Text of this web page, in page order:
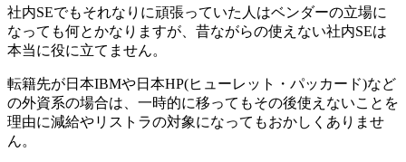
社内SEでもそれなりに頑張っていた人はベンダーの立場に
なっても何とかなりますが、昔ながらの使えない社内SEは
本当に役に立てません。
転籍先が日本IBMや日本HP(ヒューレット・パッカード)など
の外資系の場合は、一時的に移ってもその後使えないことを
理由に減給やリストラの対象になってもおかしくありませ
ん。